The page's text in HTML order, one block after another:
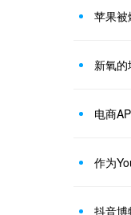
新氧
电商
作为
抖音博